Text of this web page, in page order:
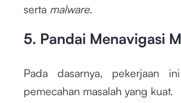
serta malware.
5. Pandai Menavigasi
Pada dasarnya, pekerjaan
pemecahan masalah yang kuat.